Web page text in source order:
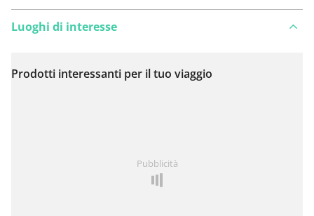
Visualizza sulla mappa
Luoghi di interesse
Prodotti interessanti per il tuo viaggio
Pubblicità